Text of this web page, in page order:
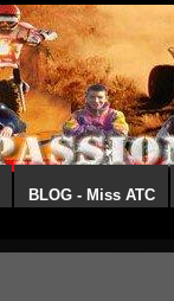
BLOG - Miss ATC